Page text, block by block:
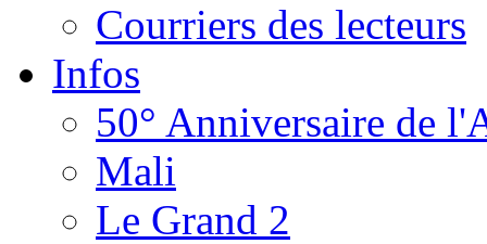
Courriers des lecteurs
Infos
50° Anniversaire de
Mali
Le Grand 2